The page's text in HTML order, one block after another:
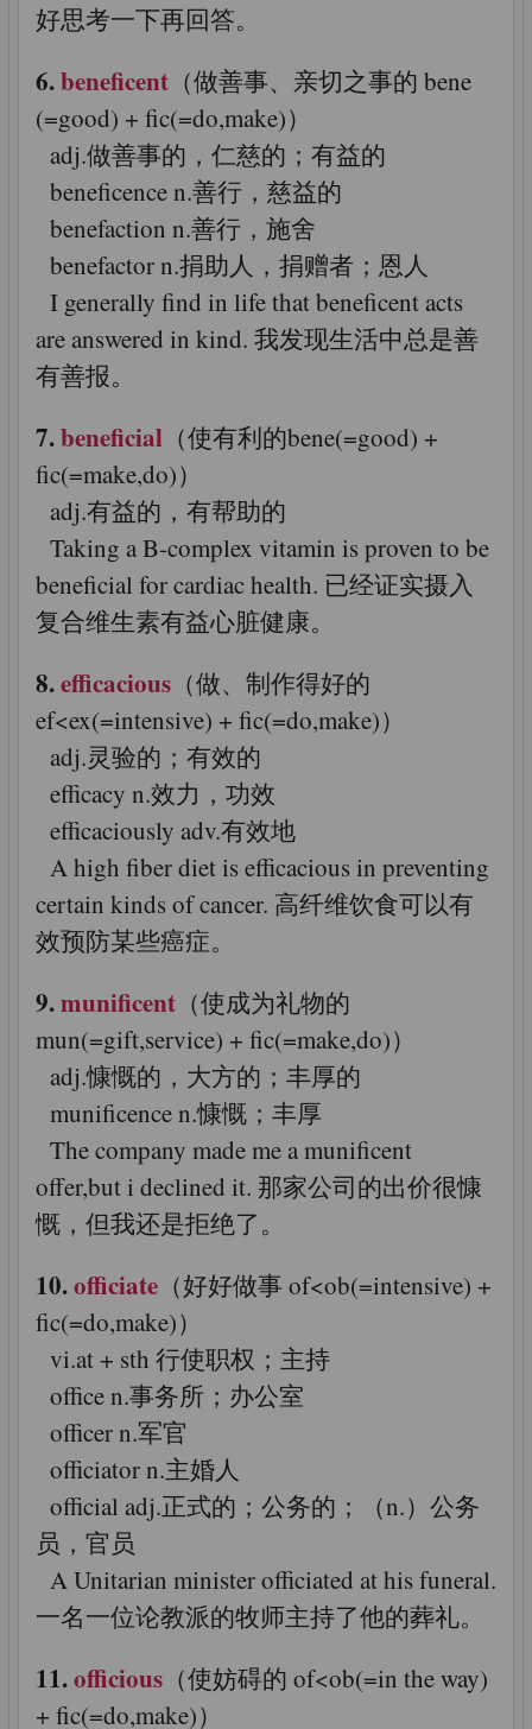
好思考一下再回答。
6.beneficent （做善事、亲切之事的 bene
(=good) + fic(=do,make)）
adj.做善事的，仁慈的；有益的
beneficence n.善行，慈益的
benefaction n.善行，施舍
benefactor n.捐助人，捐赠者；恩人
I generally find in life that beneficent acts
are answered in kind. 我发现生活中总是善
有善报。
7.beneficial （使有利的bene(=good) +
fic(=make,do)）
adj.有益的，有帮助的
Taking a B-complex vitamin is proven to be
beneficial for cardiac health. 已经证实摄入
复合维生素有益心脏健康。
8.efficacious （做、制作得好的
ef<ex(=intensive) + fic(=do,make)）
adj.灵验的；有效的
efficacy n.效力，功效
efficaciously adv.有效地
A high fiber diet is efficacious in preventing
certain kinds of cancer. 高纤维饮食可以有
效预防某些癌症。
9.munificent （使成为礼物的
mun(=gift,service) + fic(=make,do)）
adj.慷慨的，大方的；丰厚的
munificence n.慷慨；丰厚
The company made me a munificent
offer,but i declined it. 那家公司的出价很慷
慨，但我还是拒绝了。
10.officiate （好好做事 of<ob(=intensive) +
fic(=do,make)）
vi.at + sth 行使职权；主持
office n.事务所；办公室
officer n.军官
officiator n.主婚人
official adj.正式的；公务的；（n.）公务
员，官员
A Unitarian minister officiated at his funeral.
一名一位论教派的牧师主持了他的葬礼。
11.officious （使妨碍的 of<ob(=in the way)
+ fic(=do,make)）